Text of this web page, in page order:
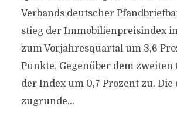
Verbands deutscher
stieg der Immobilienpreisindex
zum Vorjahresquartal um 3,6
Punkte. Gegenüber dem zweiten
der Index um 0,7 Prozent zu. Die
zugrunde...